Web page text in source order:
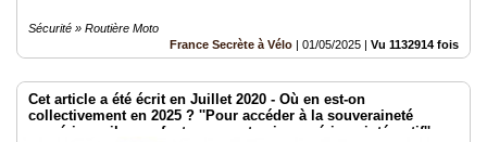
Sécurité » Routière Moto
France Secrète à Vélo | 01/05/2025 | Vu 1132914 fois
Cet article a été écrit en Juillet 2020 - Où en est-on
collectivement en 2025 ? ''Pour accéder à la souveraineté
numérique, il nous faut penser et agir numérique intégratif''